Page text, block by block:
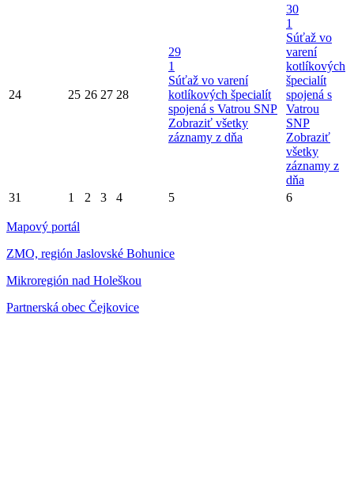
24 25 26 27 28
29
1
Súťaž vo varení
kotlíkových špecialít
spojená s Vatrou SNP
Zobraziť všetky
záznamy z dňa
30
1
Súťaž vo
varení
kotlíkových
špecialít
spojená s
Vatrou
SNP
Zobraziť
všetky
záznamy z
dňa
31
1 2 3 4 5 6
Mapový portál
ZMO, región Jaslovské Bohunice
Mikroregión nad Holeškou
Partnerská obec Čejkovice